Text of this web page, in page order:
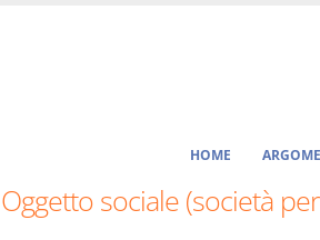
HOME
Oggetto sociale (società